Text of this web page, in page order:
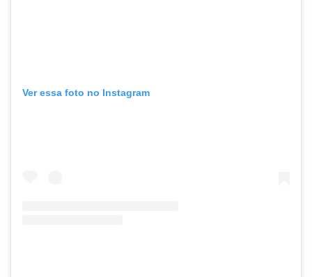
Ver essa foto no Instagram